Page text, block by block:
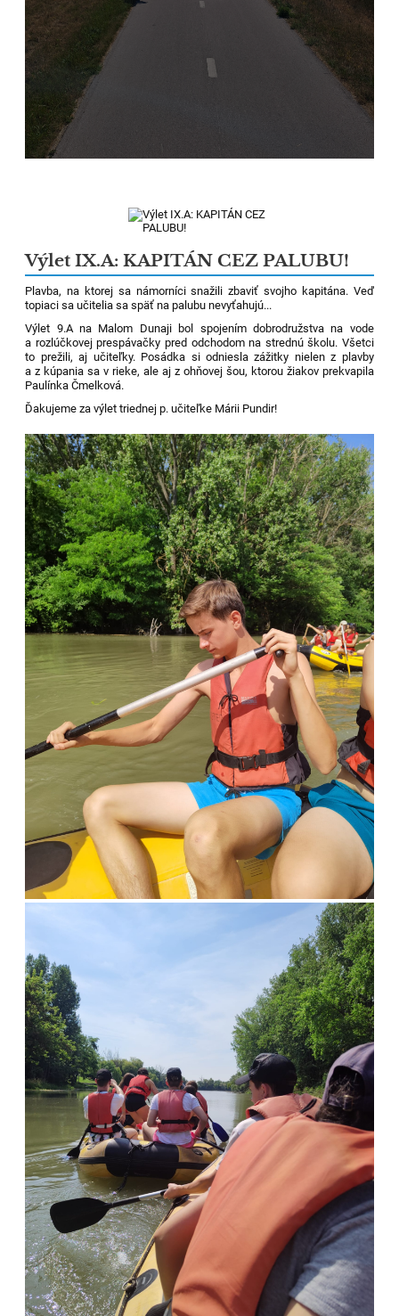
Výlet IX.A: KAPITÁN CEZ PALUBU!
Plavba, na ktorej sa námorníci snažili zbaviť svojho kapitána. Veď
topiaci sa učitelia sa späť na palubu nevyťahujú...
Výlet 9.A na Malom Dunaji bol spojením dobrodružstva na vode
a rozlúčkovej prespávačky pred odchodom na strednú školu. Všetci
to prežili, aj učiteľky. Posádka si odniesla zážitky nielen z plavby
a z kúpania sa v rieke, ale aj z ohňovej šou, ktorou žiakov prekvapila
Paulínka Čmelková.
Ďakujeme za výlet triednej p. učiteľke Márii Pundir!